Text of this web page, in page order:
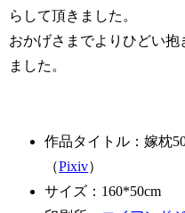
らして頂きました。
おかげさまでよりひどい抱
ました。
作品タイトル：嫁枕
（Pixiv）
サイズ：160*50cm